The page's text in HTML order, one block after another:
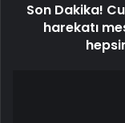
Son Dakika!
harekatı